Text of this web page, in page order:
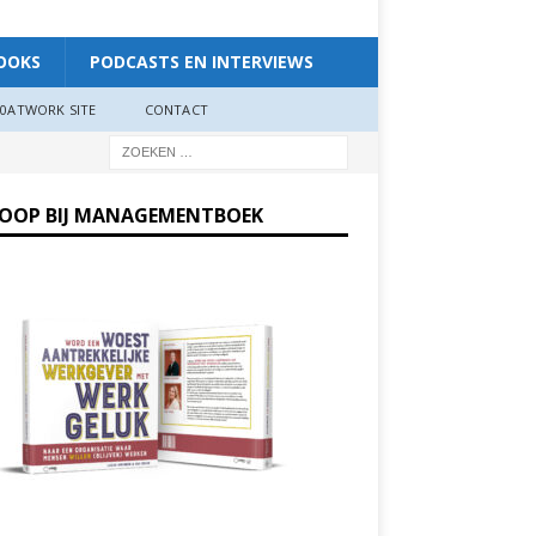
PODCASTS EN INTERVIEWS
SITE CONTACT
BIJ MANAGEMENTBOEK